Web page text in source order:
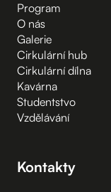
Program
O nás
Galerie
Cirkulární hub
Cirkulární dílna
Kavárna
Studentstvo
Vzdělávání
Kontakty